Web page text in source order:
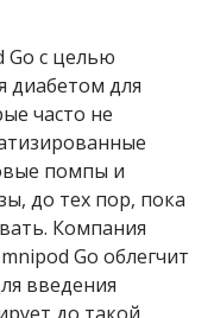
Go с целью
диабетом для
часто не
помпы и
до тех пор, пока
Компания
Go облегчит
введения